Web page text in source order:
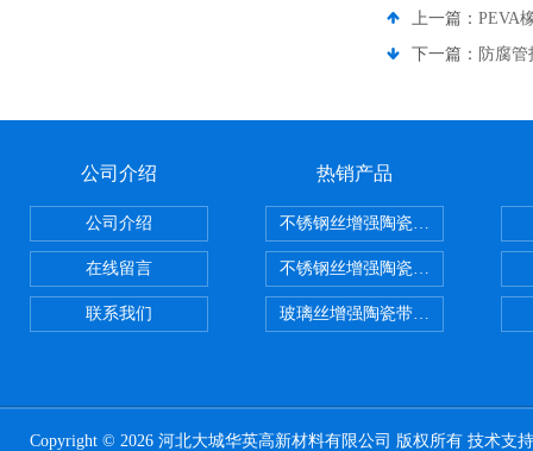
上一篇： PEVA
下一篇： 防腐
公司介绍
公司介绍
在线留言
联系我们
热销产品
不锈钢丝增强陶瓷纤维布，陶瓷布
不锈钢丝增强陶瓷纤维布应用范围
玻璃丝增强陶瓷带，硅酸铝纤维
Copyright © 2026 河北大城华英高新材料有限公司 版权所有 技术支